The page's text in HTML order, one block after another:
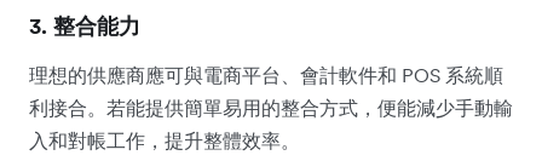
3. 整合能力
理想的供應商應可與電商平台、會計軟件和 POS 系統順
利接合。若能提供簡單易用的整合方式，便能減少手動輸
入和對帳工作，提升整體效率。